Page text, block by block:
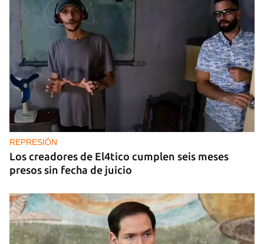
REPRESIÓN
Los creadores de El4tico cumplen seis meses
presos sin fecha de juicio